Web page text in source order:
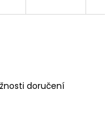
doručení